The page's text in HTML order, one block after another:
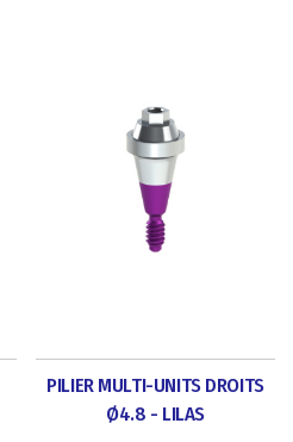
PILIER MULTI-UNITS DROITS
Ø4.8 - LILAS